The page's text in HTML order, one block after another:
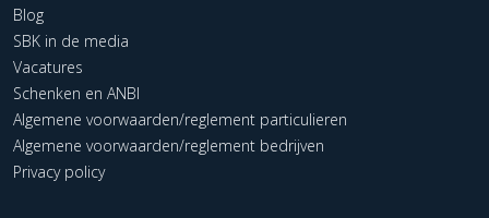
Blog
SBK in de media
Vacatures
Schenken en ANBI
Algemene voorwaarden/reglement particulieren
Algemene voorwaarden/reglement bedrijven
Privacy policy